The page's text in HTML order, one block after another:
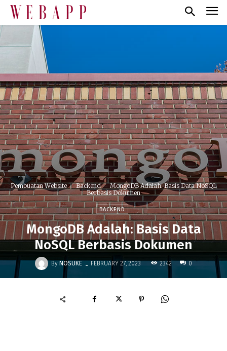
Pembuatan Website Backend
MongoDB Adalah: Basis Data NoSQL
Berbasis Dokumen
BACKEND
MongoDB Adalah: Basis Data
NoSQL Berbasis Dokumen
By NOSUKE - FEBRUARY 27, 2023 2342 0